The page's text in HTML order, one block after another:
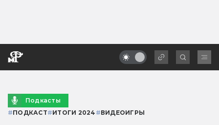
Подкасты
#ПОДКАСТ#ИТОГИ 2024 #ВИДЕОИГРЫ